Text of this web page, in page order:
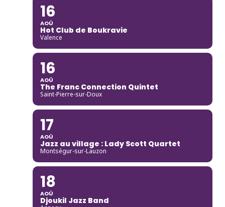
16
AOÛ
Hot Club de Boukravie
Valence
16
AOÛ
The Franc Connection Quintet
Saint-Pierre-sur-Doux
17
AOÛ
Jazz au village : Lady Scott Quartet
Montségur-sur-Lauzon
18
AOÛ
Djoukil Jazz Band